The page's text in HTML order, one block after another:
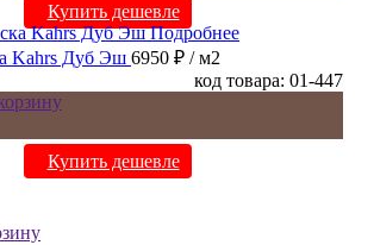
Купить дешевле
Подробнее
Kahrs Дуб Эш 6950 ₽ / м2
код товара: 01-447
Купить дешевле